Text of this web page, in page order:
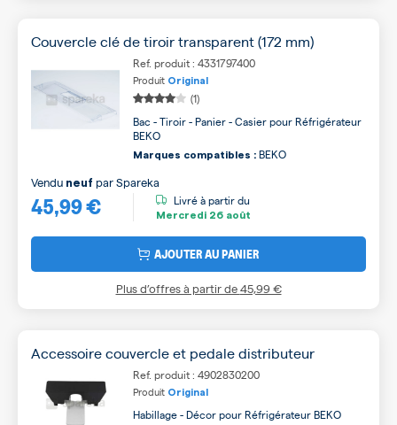
Couvercle clé de tiroir transparent (172 mm)
Ref. produit : 4331797400
Produit Original
(1)
Bac - Tiroir - Panier - Casier pour Réfrigérateur
BEKO
Marques compatibles : BEKO
45,99 €
Vendu neuf parSpareka
Livré à partir du
Mercredi 26 août
AJOUTER AU PANIER
Plus d’offres à partir de45,99 €
Accessoire couvercle et pedale distributeur
Ref. produit : 4902830200
Produit Original
Habillage - Décor pour Réfrigérateur BEKO